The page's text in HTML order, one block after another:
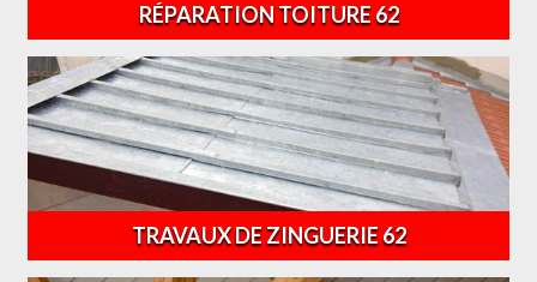
RÉPARATION TOITURE 62
TRAVAUX DE ZINGUERIE 62